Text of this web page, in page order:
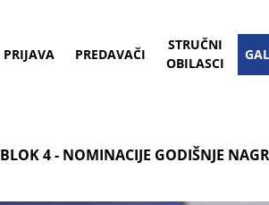
PRIJAVA PREDAVAČI
STRUČNI
OBILASCI
BLOK 4 - NOMINACIJE GODIŠNJE